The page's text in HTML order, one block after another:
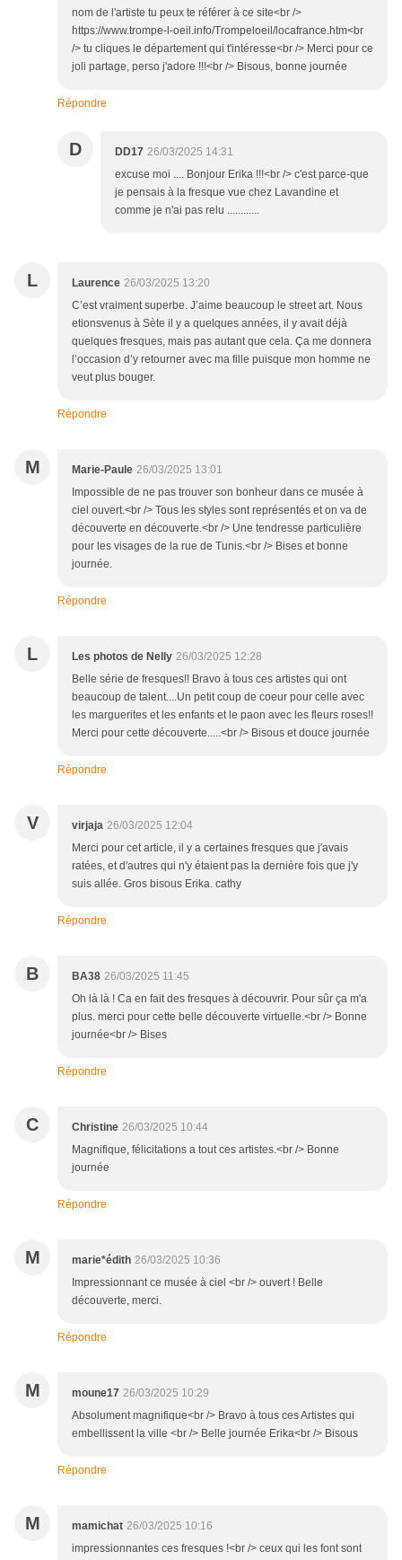
nom de l'artiste tu peux te référer à ce site<br />
https://www.trompe-l-oeil.info/Trompeloeil/locafrance.htm<br
/> tu cliques le département qui t'intéresse<br /> Merci pour ce
joli partage, perso j'adore !!!<br /> Bisous, bonne journée
Répondre
D DD17 26/03/2025 14:31
excuse moi .... Bonjour Erika !!!<br /> c'est parce-que
je pensais à la fresque vue chez Lavandine et
comme je n'ai pas relu ............
L Laurence 26/03/2025 13:20
C’est vraiment superbe. J’aime beaucoup le street art. Nous
etionsvenus à Sète il y a quelques années, il y avait déjà
quelques fresques, mais pas autant que cela. Ça me donnera
l’occasion d’y retourner avec ma fille puisque mon homme ne
veut plus bouger.
Répondre
M Marie-Paule 26/03/2025 13:01
Impossible de ne pas trouver son bonheur dans ce musée à
ciel ouvert.<br /> Tous les styles sont représentés et on va de
découverte en découverte.<br /> Une tendresse particulière
pour les visages de la rue de Tunis.<br /> Bises et bonne
journée.
Répondre
L Les photos de Nelly 26/03/2025 12:28
Belle série de fresques!! Bravo à tous ces artistes qui ont
beaucoup de talent....Un petit coup de coeur pour celle avec
les marguerites et les enfants et le paon avec les fleurs roses!!
Merci pour cette découverte.....<br /> Bisous et douce journée
Répondre
V virjaja 26/03/2025 12:04
Merci pour cet article, il y a certaines fresques que j'avais
ratées, et d'autres qui n'y étaient pas la dernière fois que j'y
suis allée. Gros bisous Erika. cathy
Répondre
B BA38 26/03/2025 11:45
Oh là là ! Ca en fait des fresques à découvrir. Pour sûr ça m'a
plus. merci pour cette belle découverte virtuelle.<br /> Bonne
journée<br /> Bises
Répondre
C Christine 26/03/2025 10:44
Magnifique, félicitations a tout ces artistes.<br /> Bonne
journée
Répondre
M marie*édith 26/03/2025 10:36
Impressionnant ce musée à ciel <br /> ouvert ! Belle
découverte, merci.
Répondre
M moune17 26/03/2025 10:29
Absolument magnifique<br /> Bravo à tous ces Artistes qui
embellissent la ville <br /> Belle journée Erika<br /> Bisous
Répondre
M mamichat 26/03/2025 10:16
impressionnantes ces fresques !<br /> ceux qui les font sont